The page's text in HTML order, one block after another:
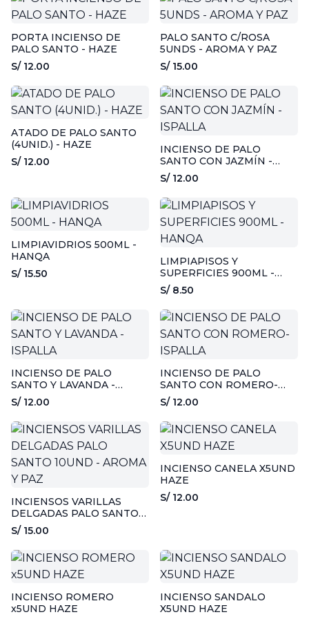
PORTA INCIENSO DE
PALO SANTO - HAZE
S/ 12.00
PALO SANTO C/ROSA
5UNDS - AROMA Y PAZ
S/ 15.00
ATADO DE PALO SANTO
(4UNID.) - HAZE
S/ 12.00
INCIENSO DE PALO
SANTO CON JAZMÍN -
ISPALLA
S/ 12.00
LIMPIAVIDRIOS 500ML -
HANQA
S/ 15.50
LIMPIAPISOS Y
SUPERFICIES 900ML -
HANQA
S/ 8.50
INCIENSO DE PALO
SANTO Y LAVANDA -
ISPALLA
S/ 12.00
INCIENSO DE PALO
SANTO CON ROMERO-
ISPALLA
S/ 12.00
INCIENSOS VARILLAS
DELGADAS PALO SANTO
10UND - AROMA Y PAZ
S/ 15.00
INCIENSO CANELA X5UND
HAZE
S/ 12.00
INCIENSO ROMERO
x5UND HAZE
INCIENSO SANDALO
X5UND HAZE